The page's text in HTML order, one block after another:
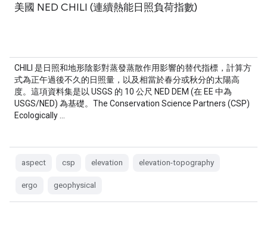
美國 NED CHILI (連續熱能日照負荷指數)
CHILI 是日照和地形陰影對蒸發蒸散作用影響的替代指標，計算方
式為正午過後不久的日照量，以及相當於春分或秋分的太陽高
度。這項資料集是以 USGS 的 10 公尺 NED DEM (在 EE 中為
USGS/NED) 為基礎。The Conservation Science Partners (CSP)
Ecologically …
aspect csp elevation elevation-topography
ergo geophysical